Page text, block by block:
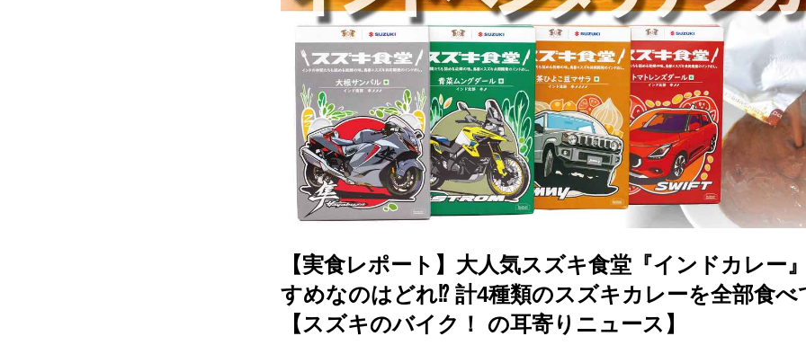
【実食レポート】大人気スズキ食堂『インドカレー
すめなのはどれ⁉︎ 計4種類のスズキカレーを全部食べ
【スズキのバイク！ の耳寄りニュース】